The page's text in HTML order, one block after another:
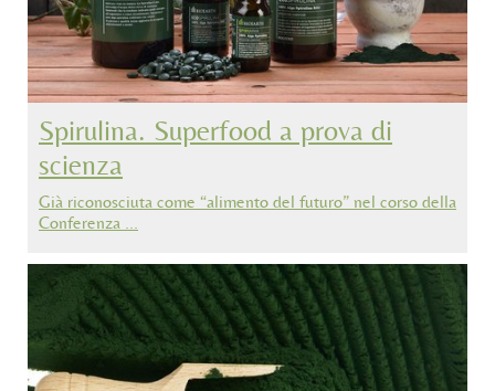
Spirulina. Superfood a prova di
scienza
Già riconosciuta come “alimento del futuro” nel corso della
Conferenza …